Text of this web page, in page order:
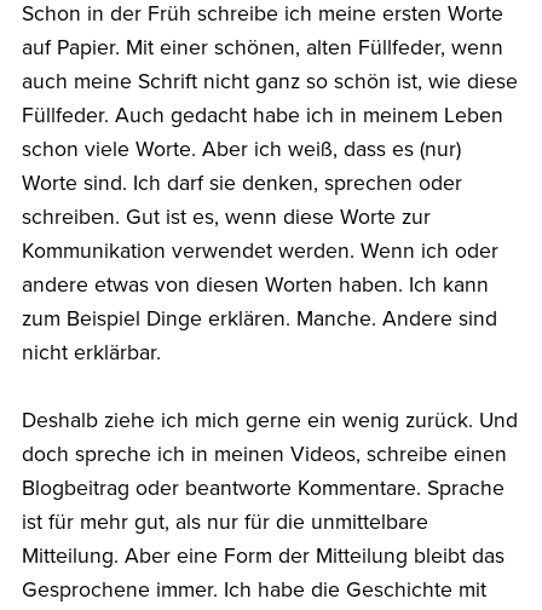
Schon in der Früh schreibe ich meine ersten Worte
auf Papier. Mit einer schönen, alten Füllfeder, wenn
auch meine Schrift nicht ganz so schön ist, wie diese
Füllfeder. Auch gedacht habe ich in meinem Leben
schon viele Worte. Aber ich weiß, dass es (nur)
Worte sind. Ich darf sie denken, sprechen oder
schreiben. Gut ist es, wenn diese Worte zur
Kommunikation verwendet werden. Wenn ich oder
andere etwas von diesen Worten haben. Ich kann
zum Beispiel Dinge erklären. Manche. Andere sind
nicht erklärbar.
Deshalb ziehe ich mich gerne ein wenig zurück. Und
doch spreche ich in meinen Videos, schreibe einen
Blogbeitrag oder beantworte Kommentare. Sprache
ist für mehr gut, als nur für die unmittelbare
Mitteilung. Aber eine Form der Mitteilung bleibt das
Gesprochene immer. Ich habe die Geschichte mit